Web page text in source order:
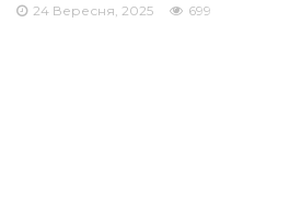
24 Вересня, 2025 699